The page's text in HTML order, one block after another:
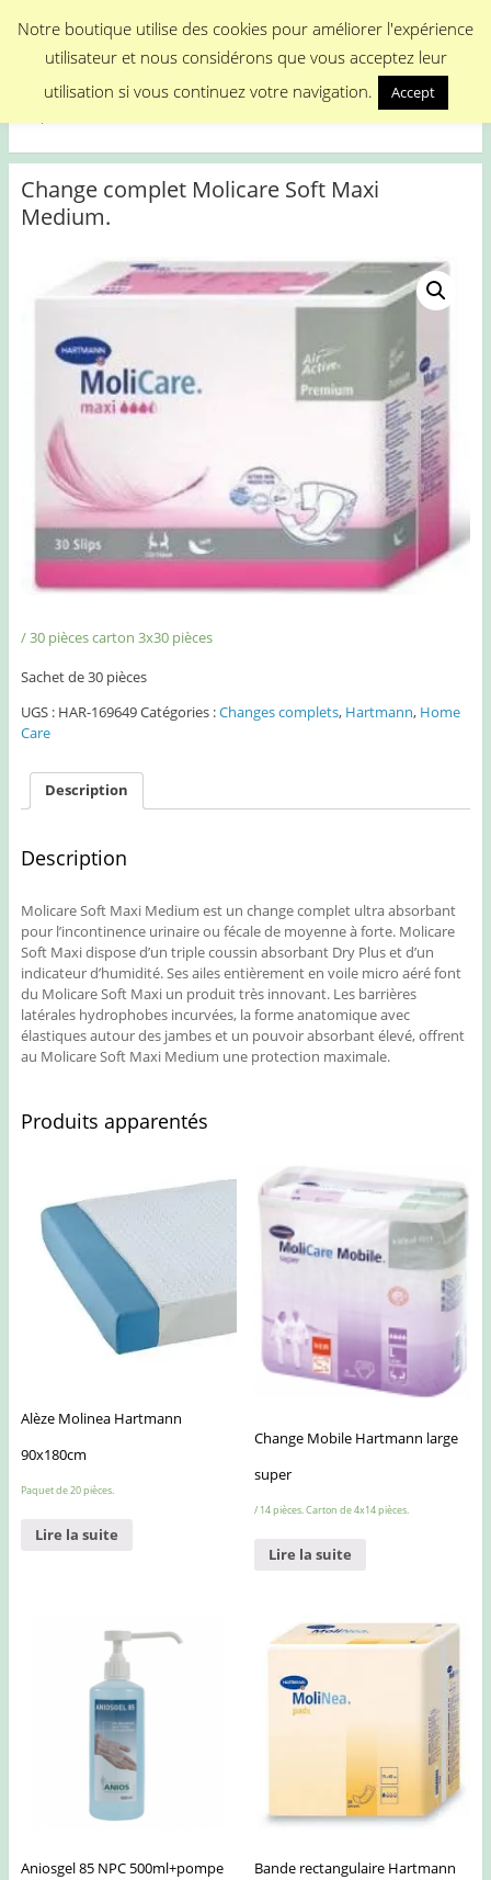
Menu
Medical Promotion
Change complet Molicare Soft Maxi
Medium.
/ 30 pièces carton 3x30 pièces
Sachet de 30 pièces
UGS : HAR-169649Catégories :Changes complets, Hartmann, Home
Care
Description
Description
Molicare Soft Maxi Medium est un change complet ultra absorbant
pour l’incontinence urinaire ou fécale de moyenne à forte. Molicare
Soft Maxi dispose d’un triple coussin absorbant Dry Plus et d’un
indicateur d’humidité. Ses ailes entièrement en voile micro aéré font
du Molicare Soft Maxi un produit très innovant. Les barrières
latérales hydrophobes incurvées, la forme anatomique avec
élastiques autour des jambes et un pouvoir absorbant élevé, offrent
au Molicare Soft Maxi Medium une protection maximale.
Produits apparentés
Alèze Molinea Hartmann
90x180cm
Paquet de 20 pièces.
Lire la suite
Change Mobile Hartmann large
super
/ 14 pièces. Carton de 4x14 pièces.
Lire la suite
Aniosgel 85 NPC 500ml+pompe
Bande rectangulaire Hartmann
Notre boutique utilise des cookies pour améliorer l'expérience
utilisateur et nous considérons que vous acceptez leur
utilisation si vous continuez votre navigation.
Accept